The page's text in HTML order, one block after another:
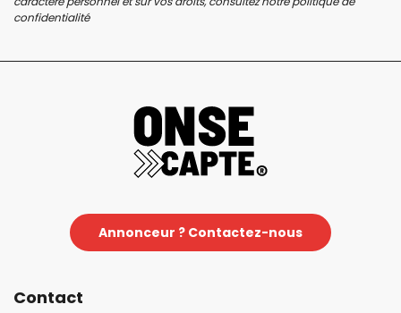
confidentialité
Annonceur ? Contactez-nous
Contact